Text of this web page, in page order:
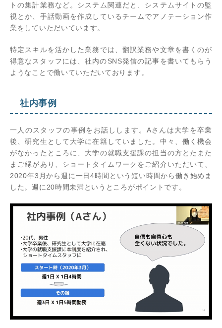
トの集計業務など。システム関連だと、システムサイトの監
視とか、手話動画を作成しているチームでアノテーション作
業をしていただいています。
特定スキルを活かした業務では、翻訳業務や文章を書くのが
得意なスタッフには、社内のSNS発信の記事を書いてもらう
ようなことで働いていただいております。
社内事例
一人のスタッフの事例をお話しします。Aさんは大学を卒業
後、研究生として大学に在籍していました。中々、働く機会
がなかったところに、大学の就職支援課の担当の方とたまた
まご縁があり、ショートタイムワークをご紹介いただいて、
2020年3月から週に一日4時間という短い時間から働き始めま
した。週に20時間未満というところがポイントです。